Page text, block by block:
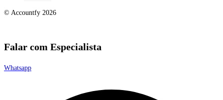
© Accountfy 2026
Falar com Especialista
Whatsapp